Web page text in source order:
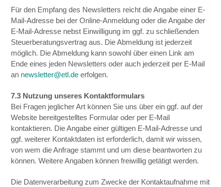
Für den Empfang des Newsletters reicht die Angabe einer E-
Mail-Adresse bei der Online-Anmeldung oder die Angabe der
E-Mail-Adresse nebst Einwilligung im ggf. zu schließenden
Steuerberatungsvertrag aus. Die Abmeldung ist jederzeit
möglich. Die Abmeldung kann sowohl über einen Link am
Ende eines jeden Newsletters oder auch jederzeit per E-Mail
an newsletter@etl.de erfolgen.
7.3 Nutzung unseres Kontaktformulars
Bei Fragen jeglicher Art können Sie uns über ein ggf. auf der
Website bereitgestelltes Formular oder per E-Mail
kontaktieren. Die Angabe einer gültigen E-Mail-Adresse und
ggf. weiterer Kontaktdaten ist erforderlich, damit wir wissen,
von wem die Anfrage stammt und um diese beantworten zu
können. Weitere Angaben können freiwillig getätigt werden.
Die Datenverarbeitung zum Zwecke der Kontaktaufnahme mit